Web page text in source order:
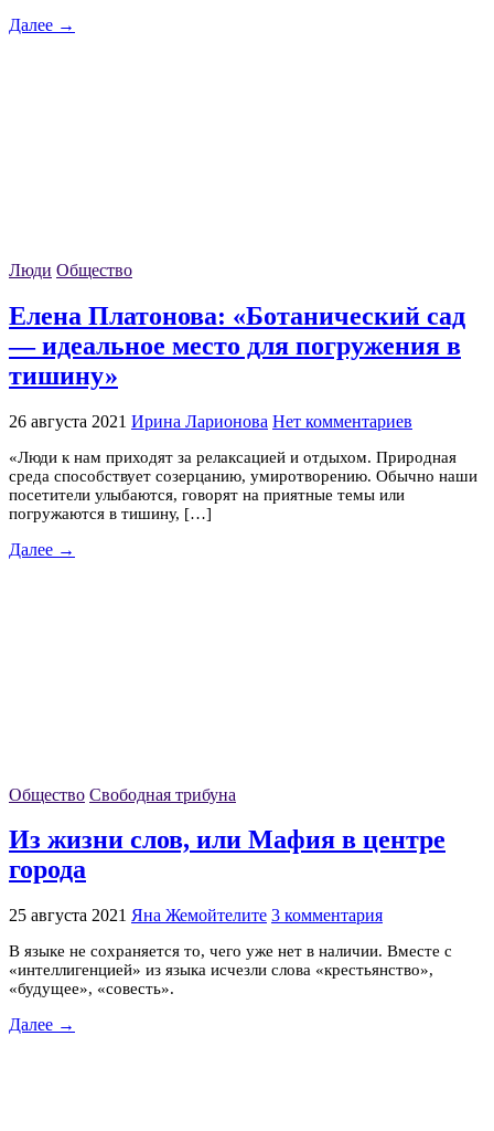
Далее →
Люди Общество
Елена Платонова: «Ботанический сад
— идеальное место для погружения в
тишину»
26 августа 2021 Ирина Ларионова Нет комментариев
«Люди к нам приходят за релаксацией и отдыхом. Природная
среда способствует созерцанию, умиротворению. Обычно наши
посетители улыбаются, говорят на приятные темы или
погружаются в тишину, […]
Далее →
Общество Свободная трибуна
Из жизни слов, или Мафия в центре
города
25 августа 2021 Яна Жемойтелите 3 комментария
В языке не сохраняется то, чего уже нет в наличии. Вместе с
«интеллигенцией» из языка исчезли слова «крестьянство»,
«будущее», «совесть».
Далее →